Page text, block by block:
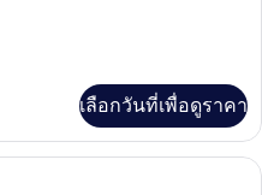
เลือกวันที่เพื่อดูราคา
ห้องสแตนดาร์ดทวิน | โต๊ะทำงาน, ผ้าม่